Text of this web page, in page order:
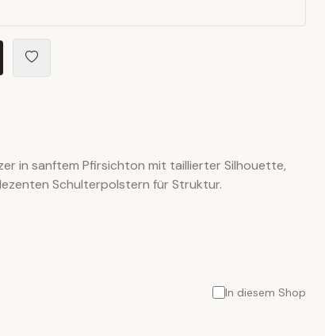
in sanftem Pfirsichton mit taillierter Silhouette,
Schulterpolstern für Struktur.
In diesem Shop